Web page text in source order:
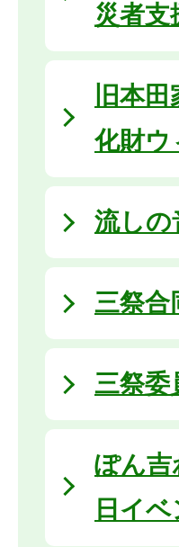
災者支
旧本
化財ウ
流しの
三祭合
三祭委
ぽん吉
日イ